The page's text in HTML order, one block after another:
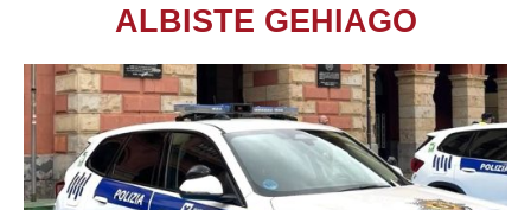
ALBISTE GEHIAGO